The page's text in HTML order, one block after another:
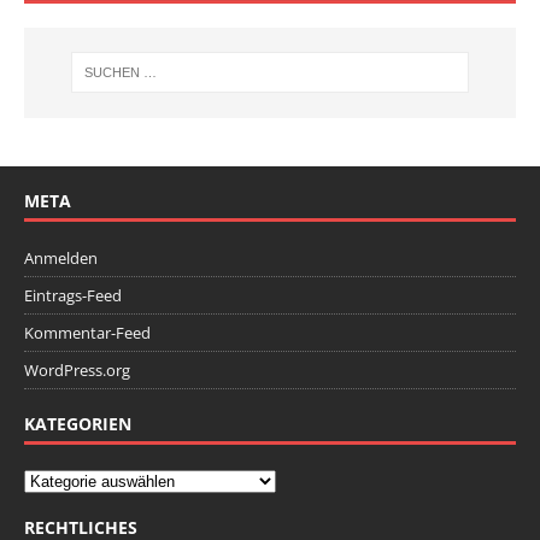
META
Anmelden
Eintrags-Feed
Kommentar-Feed
WordPress.org
KATEGORIEN
RECHTLICHES